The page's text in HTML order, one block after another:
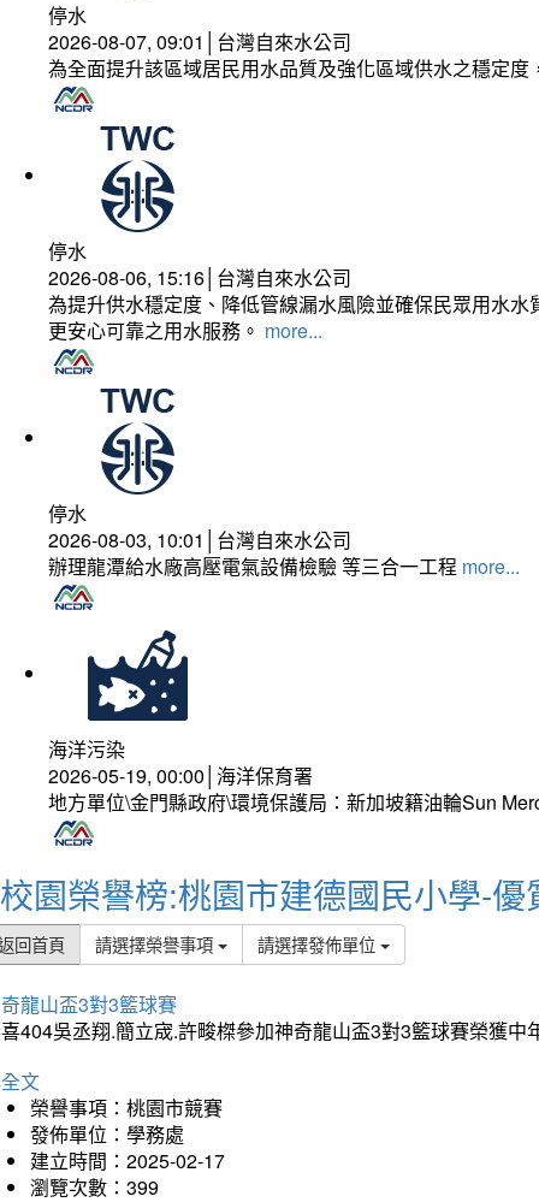
停水
2026-08-07, 09:01│台灣自來水公司
為全面提升該區域居民用水品質及強化區域供水之穩定
停水
2026-08-06, 15:16│台灣自來水公司
為提升供水穩定度、降低管線漏水風險並確保民眾用水
更安心可靠之用水服務。 more...
停水
2026-08-03, 10:01│台灣自來水公司
辦理龍潭給水廠高壓電氣設備檢驗 等三合一工程 more...
海洋污染
2026-05-19, 00:00│海洋保育署
地方單位\金門縣政府\環境保護局：新加坡籍油輪Sun
校園榮譽榜:桃園市建德國民小學-優
回首頁 請選擇榮譽事項 請選擇發佈單位
龍山盃3對3籃球賽
404吳丞翔.簡立宬.許畯榤參加神奇龍山盃3對3籃球賽榮獲中
文
榮譽事項：桃園市競賽
發佈單位：學務處
建立時間：2025-02-17
瀏覽次數：399